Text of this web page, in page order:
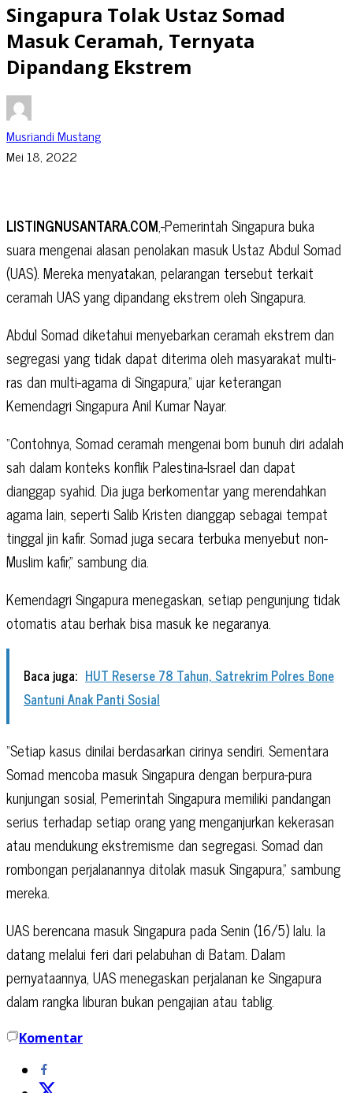
Singapura Tolak Ustaz Somad
Masuk Ceramah, Ternyata
Dipandang Ekstrem
Musriandi Mustang
Mei 18, 2022
LISTINGNUSANTARA.COM,-Pemerintah Singapura buka
suara mengenai alasan penolakan masuk Ustaz Abdul Somad
(UAS). Mereka menyatakan, pelarangan tersebut terkait
ceramah UAS yang dipandang ekstrem oleh Singapura.
Abdul Somad diketahui menyebarkan ceramah ekstrem dan
segregasi yang tidak dapat diterima oleh masyarakat multi-
ras dan multi-agama di Singapura,” ujar keterangan
Kemendagri Singapura Anil Kumar Nayar.
“Contohnya, Somad ceramah mengenai bom bunuh diri adalah
sah dalam konteks konflik Palestina-Israel dan dapat
dianggap syahid. Dia juga berkomentar yang merendahkan
agama lain, seperti Salib Kristen dianggap sebagai tempat
tinggal jin kafir. Somad juga secara terbuka menyebut non-
Muslim kafir,” sambung dia.
Kemendagri Singapura menegaskan, setiap pengunjung tidak
otomatis atau berhak bisa masuk ke negaranya.
Baca juga: HUT Reserse 78 Tahun, Satrekrim Polres Bone
Santuni Anak Panti Sosial
“Setiap kasus dinilai berdasarkan cirinya sendiri. Sementara
Somad mencoba masuk Singapura dengan berpura-pura
kunjungan sosial, Pemerintah Singapura memiliki pandangan
serius terhadap setiap orang yang menganjurkan kekerasan
atau mendukung ekstremisme dan segregasi. Somad dan
rombongan perjalanannya ditolak masuk Singapura,” sambung
mereka.
UAS berencana masuk Singapura pada Senin (16/5) lalu. Ia
datang melalui feri dari pelabuhan di Batam. Dalam
pernyataannya, UAS menegaskan perjalanan ke Singapura
dalam rangka liburan bukan pengajian atau tablig.
Komentar